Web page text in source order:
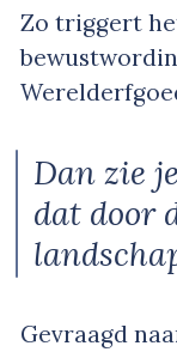
Zo triggert
Dan zie
dat door
Gevraagd